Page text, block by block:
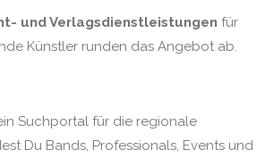
und Verlagsdienstleistungen für
Künstler runden das Angebot ab.
Suchportal für die regionale
Du Bands, Professionals, Events und